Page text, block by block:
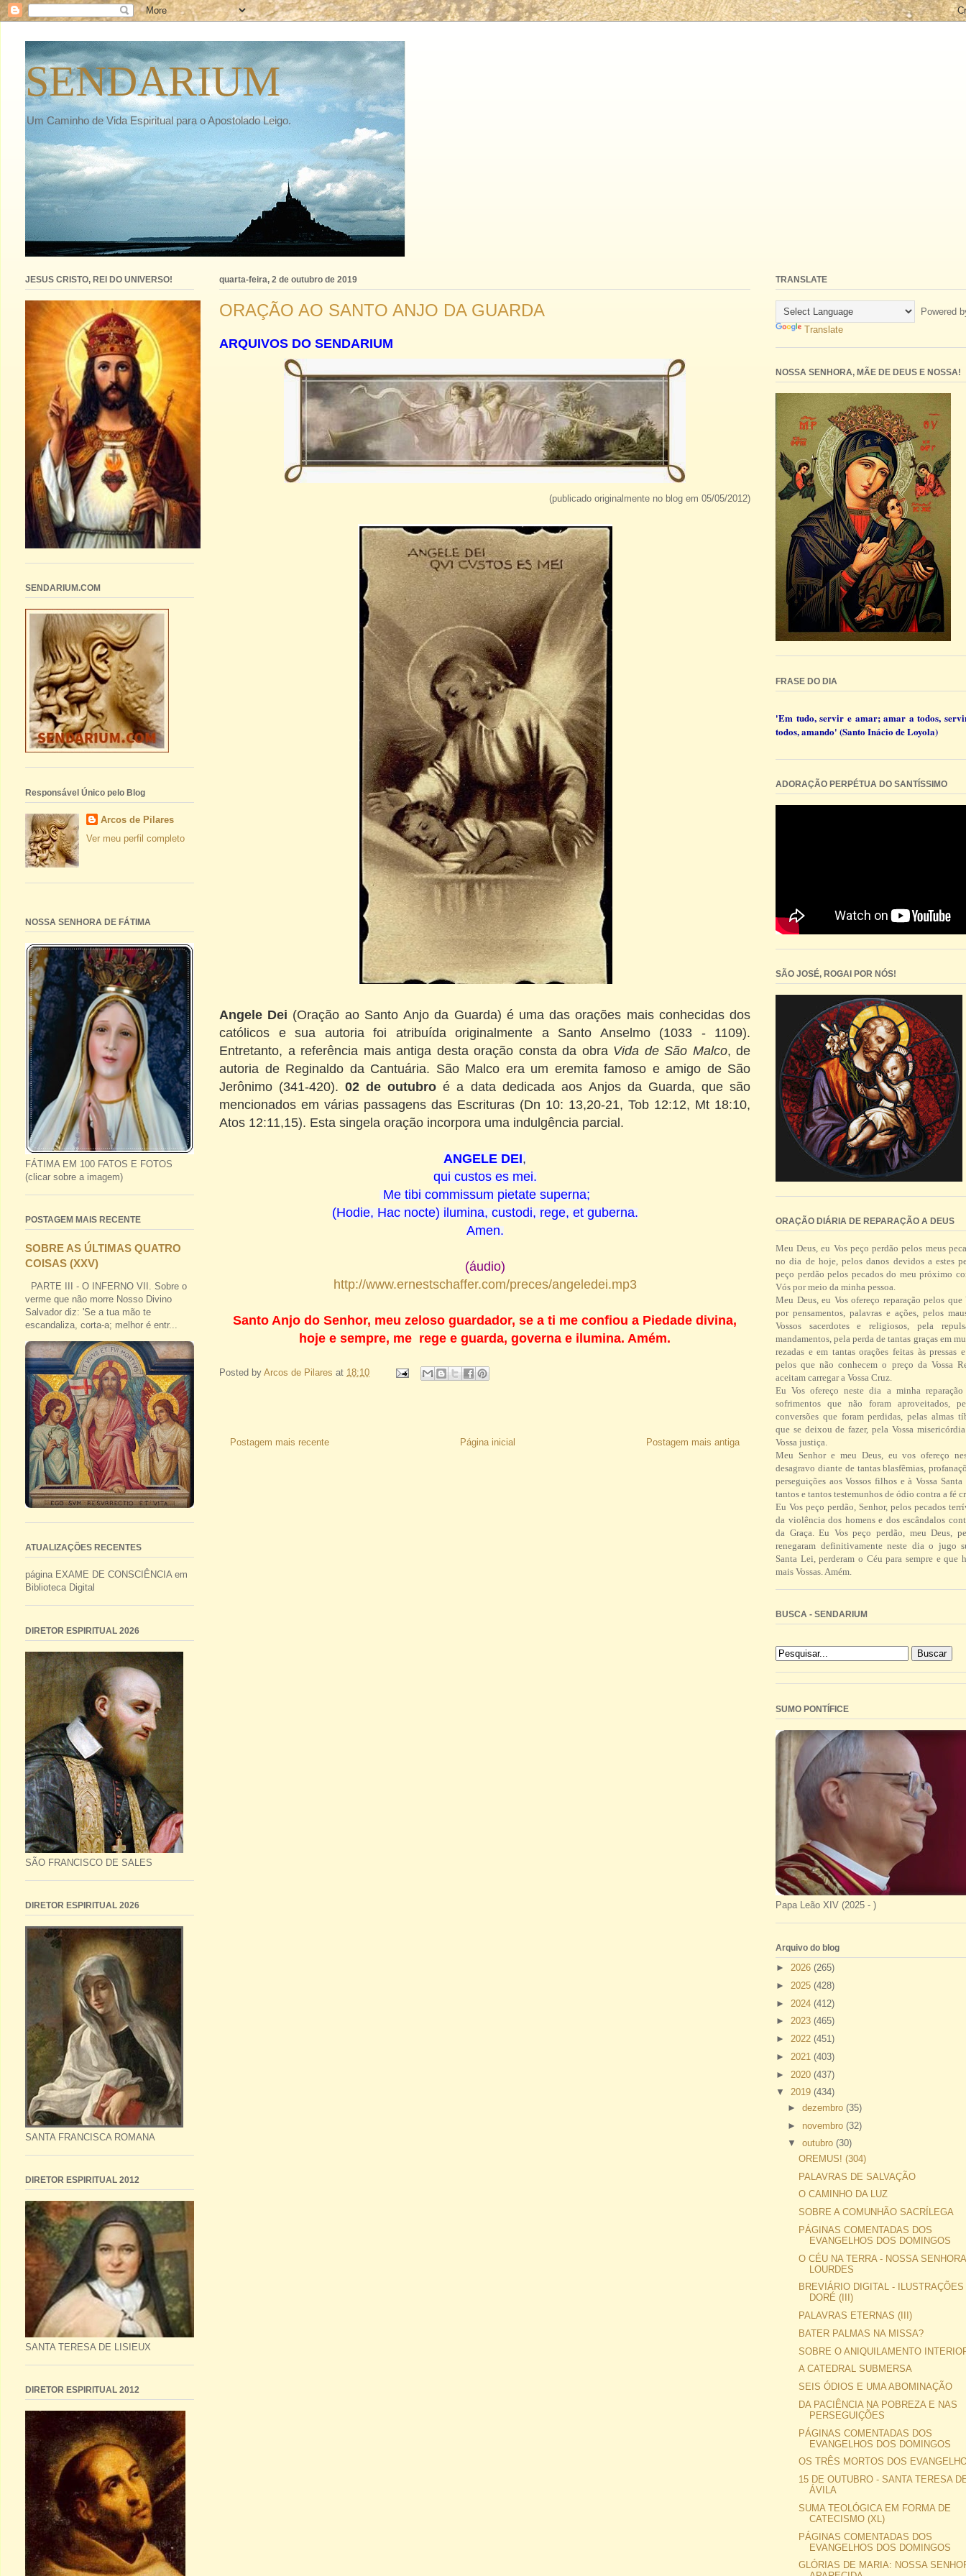
SENDARIUM
Um Caminho de Vida Espiritual para o Apostolado Leigo.
quarta-feira, 2 de outubro de 2019
ORAÇÃO AO SANTO ANJO DA GUARDA
ARQUIVOS DO SENDARIUM
(publicado originalmente no blog em 05/05/2012)
Angele Dei (Oração ao Santo Anjo da Guarda) é uma das orações mais conhecidas dos
católicos e sua autoria foi atribuída originalmente a Santo Anselmo (1033 - 1109).
Entretanto, a referência mais antiga desta oração consta da obra Vida de São Malco, de
autoria de Reginaldo da Cantuária. São Malco era um eremita famoso e amigo de São
Jerônimo (341-420).02 de outubro é a data dedicada aos Anjos da Guarda, que são
mencionados em várias passagens das Escrituras (Dn 10: 13,20-21, Tob 12:12, Mt 18:10,
Atos 12:11,15). Esta singela oração incorpora uma indulgência parcial.
ANGELE DEI,
qui custos es mei.
Me tibi commissum pietate superna;
(Hodie, Hac nocte) ilumina, custodi, rege, et guberna.
Amen.
(áudio)
http://www.ernestschaffer.com/preces/angeledei.mp3
Santo Anjo do Senhor, meu zeloso guardador, se a ti me confiou a Piedade divina,
hoje e sempre, me rege e guarda, governa e ilumina. Amém.
Posted by Arcos de Pilares at 18:10
Postagem mais recente Postagem mais antiga
Página inicial
JESUS CRISTO, REI DO UNIVERSO!
SENDARIUM.COM
Responsável Único pelo Blog
Arcos de Pilares
Ver meu perfil completo
NOSSA SENHORA DE FÁTIMA
FÁTIMA EM 100 FATOS E FOTOS
(clicar sobre a imagem)
POSTAGEM MAIS RECENTE
SOBRE AS ÚLTIMAS QUATRO
COISAS (XXV)
PARTE III - O INFERNO VII. Sobre o
verme que não morre Nosso Divino
Salvador diz: 'Se a tua mão te
escandaliza, corta-a; melhor é entr...
ATUALIZAÇÕES RECENTES
página EXAME DE CONSCIÊNCIA em
Biblioteca Digital
DIRETOR ESPIRITUAL 2026
SÃO FRANCISCO DE SALES
DIRETOR ESPIRITUAL 2026
SANTA FRANCISCA ROMANA
DIRETOR ESPIRITUAL 2012
SANTA TERESA DE LISIEUX
DIRETOR ESPIRITUAL 2012
TRANSLATE
Powered
Translate
NOSSA SENHORA, MÃE DE DEUS E NOSSA!
FRASE DO DIA
'Em tudo, servir e amar; amar a todos,
todos, amando' (Santo Inácio de Loyola)
ADORAÇÃO PERPÉTUA DO SANTÍSSIMO
SÃO JOSÉ, ROGAI POR NÓS!
ORAÇÃO DIÁRIA DE REPARAÇÃO A DEUS
Meu Deus, eu Vos peço perdão pelos meus
no dia de hoje, pelos danos devidos a estes
peço perdão pelos pecados do meu próximo
Vós por meio da minha pessoa.
Meu Deus, eu Vos ofereço reparação pelos que
por pensamentos, palavras e ações, pelos
Vossos sacerdotes e religiosos, pela
mandamentos, pela perda de tantas graças em
rezadas e em tantas orações feitas às pressas
pelos que não conhecem o preço da Vossa
aceitam carregar a Vossa Cruz.
Eu Vos ofereço neste dia a minha
sofrimentos que não foram aproveitados,
conversões que foram perdidas, pelas almas
que se deixou de fazer, pela Vossa
Vossa justiça.
Meu Senhor e meu Deus, eu vos ofereço
desagravo diante de tantas blasfêmias,
perseguições aos Vossos filhos e à Vossa
tantos e tantos testemunhos de ódio contra a fé
Eu Vos peço perdão, Senhor, pelos pecados
da violência dos homens e dos escândalos
da Graça. Eu Vos peço perdão, meu Deus,
renegaram definitivamente neste dia o jugo
Santa Lei, perderam o Céu para sempre e que
mais Vossas. Amém.
BUSCA - SENDARIUM
SUMO PONTÍFICE
Papa Leão XIV (2025 - )
Arquivo do blog
► 2026 (265)
► 2025 (428)
► 2024 (412)
► 2023 (465)
► 2022 (451)
► 2021 (403)
► 2020 (437)
▼ 2019 (434)
► dezembro (35)
► novembro (32)
▼ outubro (30)
OREMUS! (304)
PALAVRAS DE SALVAÇÃO
O CAMINHO DA LUZ
SOBRE A COMUNHÃO SACRÍLEGA
PÁGINAS COMENTADAS DOS
EVANGELHOS DOS DOMINGOS
O CÉU NA TERRA - NOSSA
LOURDES
BREVIÁRIO DIGITAL -
DORÉ (III)
PALAVRAS ETERNAS (III)
BATER PALMAS NA MISSA?
SOBRE O ANIQUILAMENTO
A CATEDRAL SUBMERSA
SEIS ÓDIOS E UMA ABOMINAÇÃO
DA PACIÊNCIA NA POBREZA E NAS
PERSEGUIÇÕES
PÁGINAS COMENTADAS DOS
EVANGELHOS DOS DOMINGOS
OS TRÊS MORTOS DOS
15 DE OUTUBRO - SANTA TERESA
ÁVILA
SUMA TEOLÓGICA EM FORMA DE
CATECISMO (XL)
PÁGINAS COMENTADAS DOS
EVANGELHOS DOS DOMINGOS
GLÓRIAS DE MARIA: NOSSA